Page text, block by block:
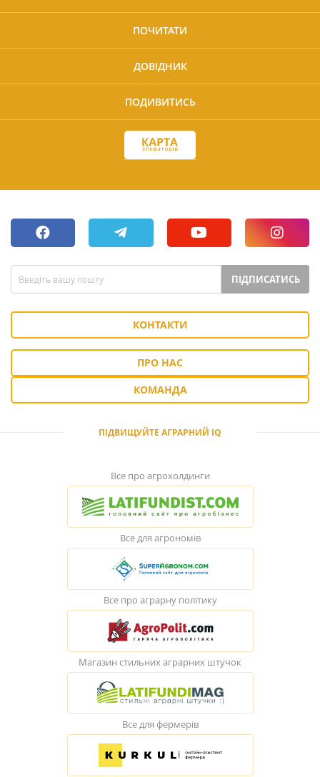
ПОЧИТАТИ
ДОВІДНИК
ПОДИВИТИСЬ
ПІДПИСАТИСЬ
КОНТАКТИ
ПРО НАС
КОМАНДА
ПІДВИЩУЙТЕ АГРАРНИЙ IQ
Все про агрохолдинги
Все для агрономів
Все про аграрну політику
Магазин стильних аграрних штучок
Все для фермерів